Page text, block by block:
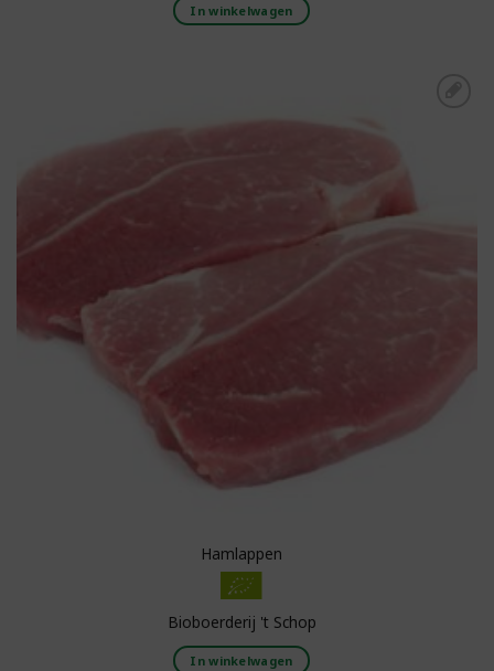
In winkelwagen
Hamlappen
Bioboerderij 't Schop
In winkelwagen